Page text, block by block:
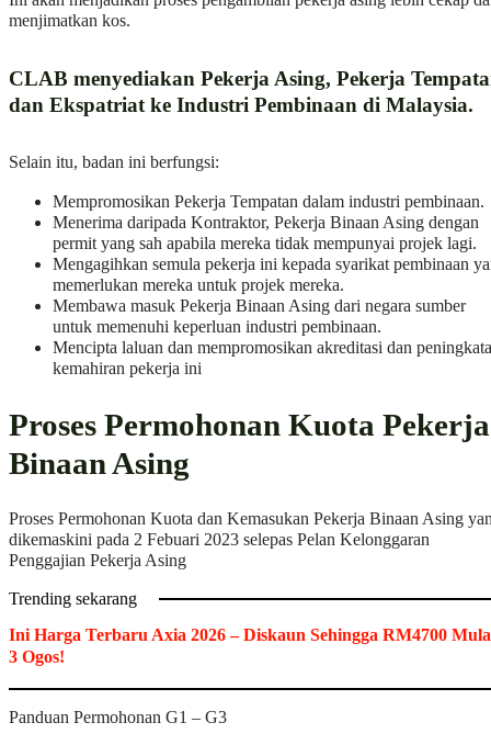
menjimatkan kos.
CLAB menyediakan Pekerja Asing, Pekerja
dan Ekspatriat ke Industri Pembinaan di Malaysia.
Selain itu, badan ini berfungsi:
Mempromosikan Pekerja Tempatan dalam industri pembinaan.
Menerima daripada Kontraktor, Pekerja Binaan Asing dengan
permit yang sah apabila mereka tidak mempunyai projek lagi.
Mengagihkan semula pekerja ini kepada syarikat pembinaan
memerlukan mereka untuk projek mereka.
Membawa masuk Pekerja Binaan Asing dari negara sumber
untuk memenuhi keperluan industri pembinaan.
Mencipta laluan dan mempromosikan akreditasi dan
kemahiran pekerja ini
Proses Permohonan Kuota Pekerja
Binaan Asing
Proses Permohonan Kuota dan Kemasukan Pekerja Binaan Asing
dikemaskini pada 2 Febuari 2023 selepas Pelan Kelonggaran
Penggajian Pekerja Asing
Trending sekarang
Ini Harga Terbaru Axia 2026 – Diskaun Sehingga RM4700
3 Ogos!
Panduan Permohonan G1 – G3